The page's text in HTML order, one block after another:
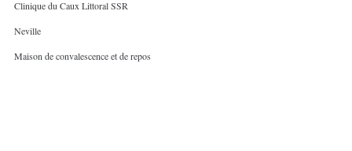
Clinique du Caux Littoral SSR
Neville
Maison de convalescence et de repos